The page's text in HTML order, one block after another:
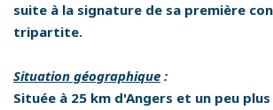
suite à la signature de sa première
tripartite.
Situation géographique :
Située à 25 km d'Angers et un peu